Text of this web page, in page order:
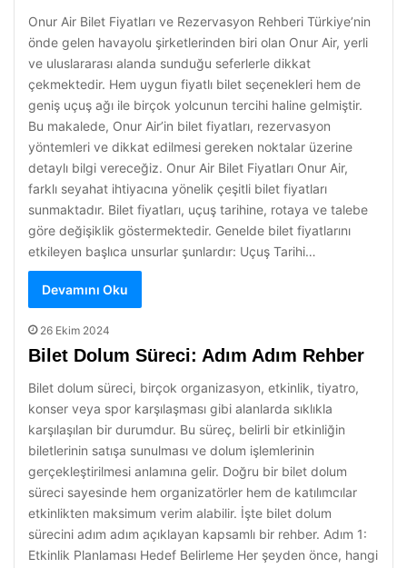
Onur Air Bilet Fiyatları ve Rezervasyon Rehberi Türkiye’nin
önde gelen havayolu şirketlerinden biri olan Onur Air, yerli
ve uluslararası alanda sunduğu seferlerle dikkat
çekmektedir. Hem uygun fiyatlı bilet seçenekleri hem de
geniş uçuş ağı ile birçok yolcunun tercihi haline gelmiştir.
Bu makalede, Onur Air’in bilet fiyatları, rezervasyon
yöntemleri ve dikkat edilmesi gereken noktalar üzerine
detaylı bilgi vereceğiz. Onur Air Bilet Fiyatları Onur Air,
farklı seyahat ihtiyacına yönelik çeşitli bilet fiyatları
sunmaktadır. Bilet fiyatları, uçuş tarihine, rotaya ve talebe
göre değişiklik göstermektedir. Genelde bilet fiyatlarını
etkileyen başlıca unsurlar şunlardır: Uçuş Tarihi…
Devamını Oku
26 Ekim 2024
Bilet Dolum Süreci: Adım Adım Rehber
Bilet dolum süreci, birçok organizasyon, etkinlik, tiyatro,
konser veya spor karşılaşması gibi alanlarda sıklıkla
karşılaşılan bir durumdur. Bu süreç, belirli bir etkinliğin
biletlerinin satışa sunulması ve dolum işlemlerinin
gerçekleştirilmesi anlamına gelir. Doğru bir bilet dolum
süreci sayesinde hem organizatörler hem de katılımcılar
etkinlikten maksimum verim alabilir. İşte bilet dolum
sürecini adım adım açıklayan kapsamlı bir rehber. Adım 1:
Etkinlik Planlaması Hedef Belirleme Her şeyden önce, hangi